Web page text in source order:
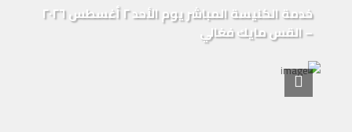
خدمة الكنيسة المباشر يوم الأحد ٢ أغسطس ٢٠٢٦
– القس مايك فغالي